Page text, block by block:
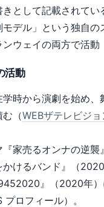
として記載されてい
モデル」という独自
ンウェイの両方で活動
活動
学時から演劇を始め、
む（WEBザテレビジ
『家売るオンナの逆襲
かけるバンド』（
』（2020年）
プロフィール）。